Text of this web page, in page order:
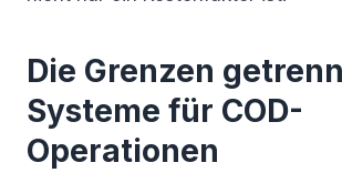
Die Grenzen
Systeme für COD-
Operationen